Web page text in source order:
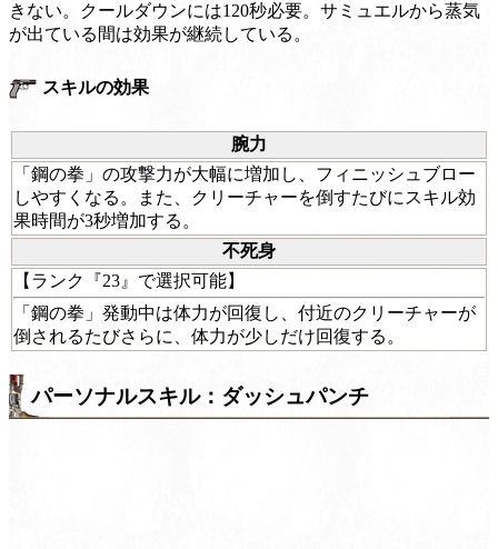
きない。クールダウンには120秒必要。サミュエルから蒸気
が出ている間は効果が継続している。
スキルの効果
腕力
「鋼の拳」の攻撃力が大幅に増加し、フィニッシュブロー
しやすくなる。また、クリーチャーを倒すたびにスキル効
果時間が3秒増加する。
不死身
【ランク『23』で選択可能】
「鋼の拳」発動中は体力が回復し、付近のクリーチャーが
倒されるたびさらに、体力が少しだけ回復する。
パーソナルスキル：ダッシュパンチ